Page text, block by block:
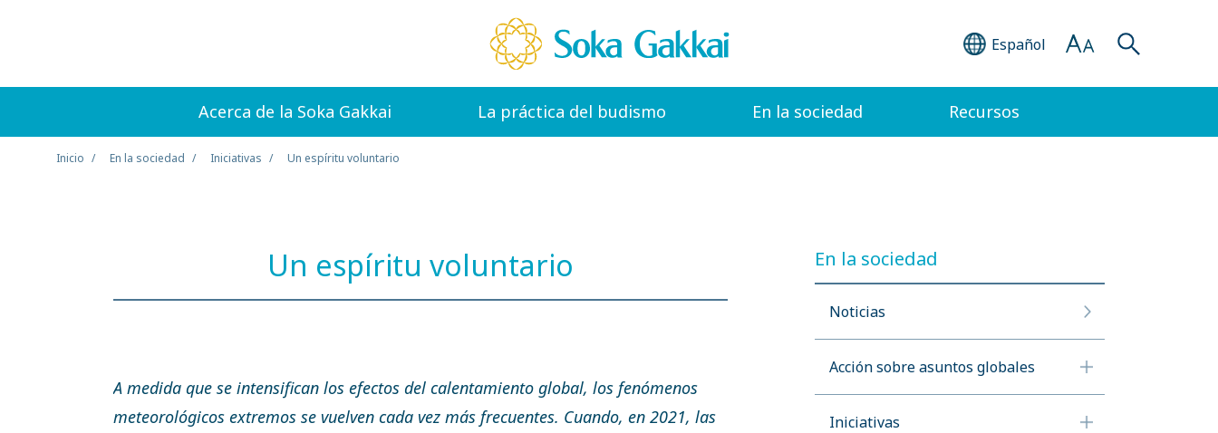
Español
Acerca de la Soka Gakkai La práctica del budismo En la sociedad Recursos
Inicio En la sociedad Iniciativas Un espíritu voluntario
Un espíritu voluntario
A medida que se intensifican los efectos del calentamiento global, los fenómenos
meteorológicos extremos se vuelven cada vez más frecuentes. Cuando, en 2021, las
En la sociedad
Noticias
Acción sobre asuntos globales
Iniciativas